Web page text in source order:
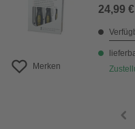
Merken
24,99 €